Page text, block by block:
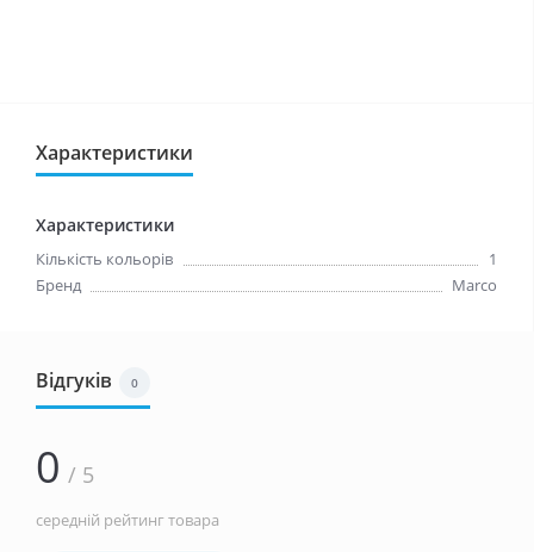
Характеристики
Характеристики
Кількість кольорів
1
Бренд
Marco
Відгуків 0
0 / 5
середній рейтинг товара